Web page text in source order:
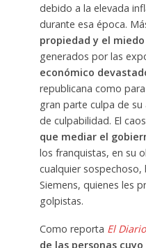
debido a la elevada
durante esa época.
propiedad y el
generados por las
económico
republicana como
gran parte culpa de
de culpabilidad. El
que mediar el
los franquistas, en su
cualquier
Siemens, quienes les
golpistas.
Como reporta El Diario
de las personas